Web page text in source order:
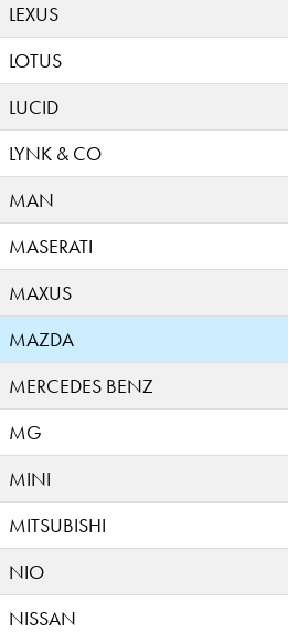
LEXUS
LOTUS
LUCID
LYNK & CO
MAN
MASERATI
MAXUS
MAZDA
MERCEDES BENZ
MG
MINI
MITSUBISHI
NIO
NISSAN